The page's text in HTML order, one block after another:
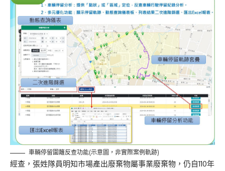
車輛停留圍籬反查功能(示意圖，非實際案例軌跡)
經查，張姓隊員明知市場產出廢棄物屬事業廢棄物，仍自110年